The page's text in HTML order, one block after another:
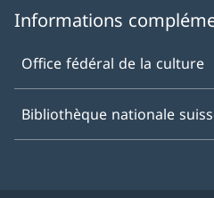
Informations
Office fédéral de la culture
Bibliothèque nationale